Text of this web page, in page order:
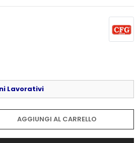
Lavorativi
AGGIUNGI AL CARRELLO